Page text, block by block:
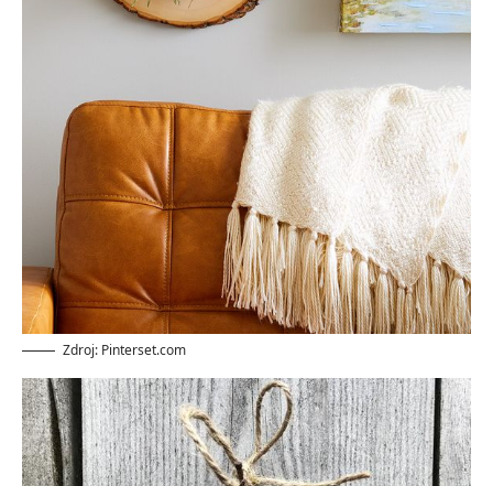
Zdroj: Pinterset.com